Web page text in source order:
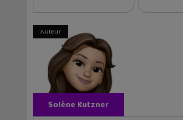
Auteur
Solène Kutzner